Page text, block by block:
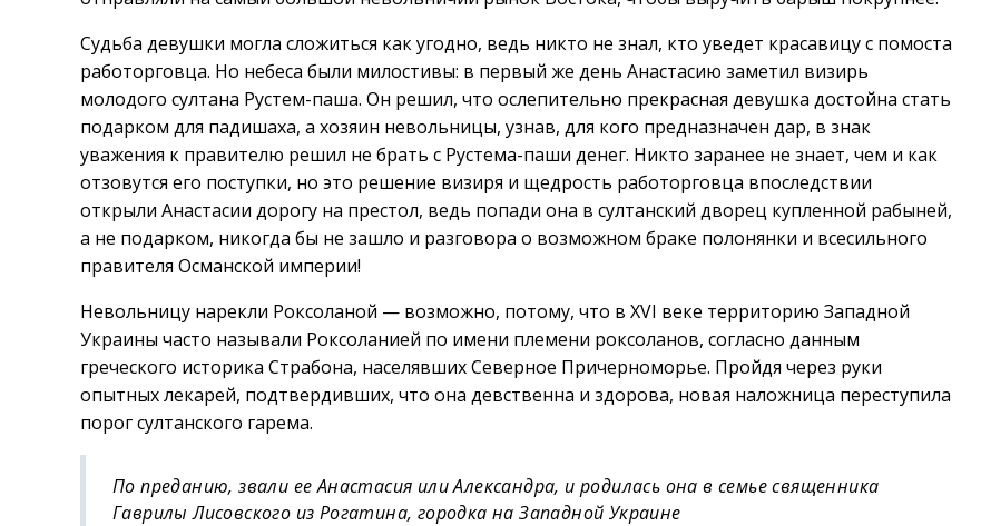
Судьба девушки могла сложиться как угодно, ведь никто не знал, кто уведет красавицу с помоста
работорговца. Но небеса были милостивы: в первый же день Анастасию заметил визирь
молодого султана Рустем-паша. Он решил, что ослепительно прекрасная девушка достойна стать
подарком для падишаха, а хозяин невольницы, узнав, для кого предназначен дар, в знак
уважения к правителю решил не брать с Рустема-паши денег. Никто заранее не знает, чем и как
отзовутся его поступки, но это решение визиря и щедрость работорговца впоследствии
открыли Анастасии дорогу на престол, ведь попади она в султанский дворец купленной рабыней,
а не подарком, никогда бы не зашло и разговора о возможном браке полонянки и всесильного
правителя Османской империи!
Невольницу нарекли Роксоланой — возможно, потому, что в XVI веке территорию Западной
Украины часто называли Роксоланией по имени племени роксоланов, согласно данным
греческого историка Страбона, населявших Северное Причерноморье. Пройдя через руки
опытных лекарей, подтвердивших, что она девственна и здорова, новая наложница переступила
порог султанского гарема.
По преданию, звали ее Анастасия или Александра, и родилась она в семье священника
Гаврилы Лисовского из Рогатина, городка на Западной Украине